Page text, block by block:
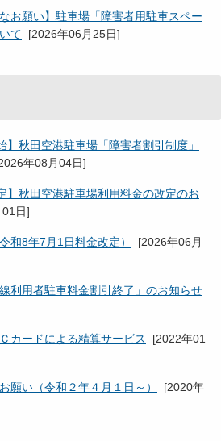
お願い】駐車場「障害者用駐車スペー
て [2026年06月25日]
】秋田空港駐車場「障害者割引制度」
年08月04日]
】秋田空港駐車場利用料金の改定のお
日]
和8年7月1日料金改定） [2026年06月
利用者駐車料金割引終了」のお知らせ
カードによる精算サービス [2022年01
願い（令和２年４月１日～） [2020年